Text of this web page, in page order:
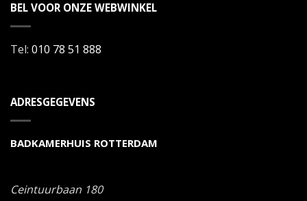
BEL VOOR ONZE WEBWINKEL
Tel: 010 78 51 888
ADRESGEGEVENS
BADKAMERHUIS ROTTERDAM
Ceintuurbaan 180